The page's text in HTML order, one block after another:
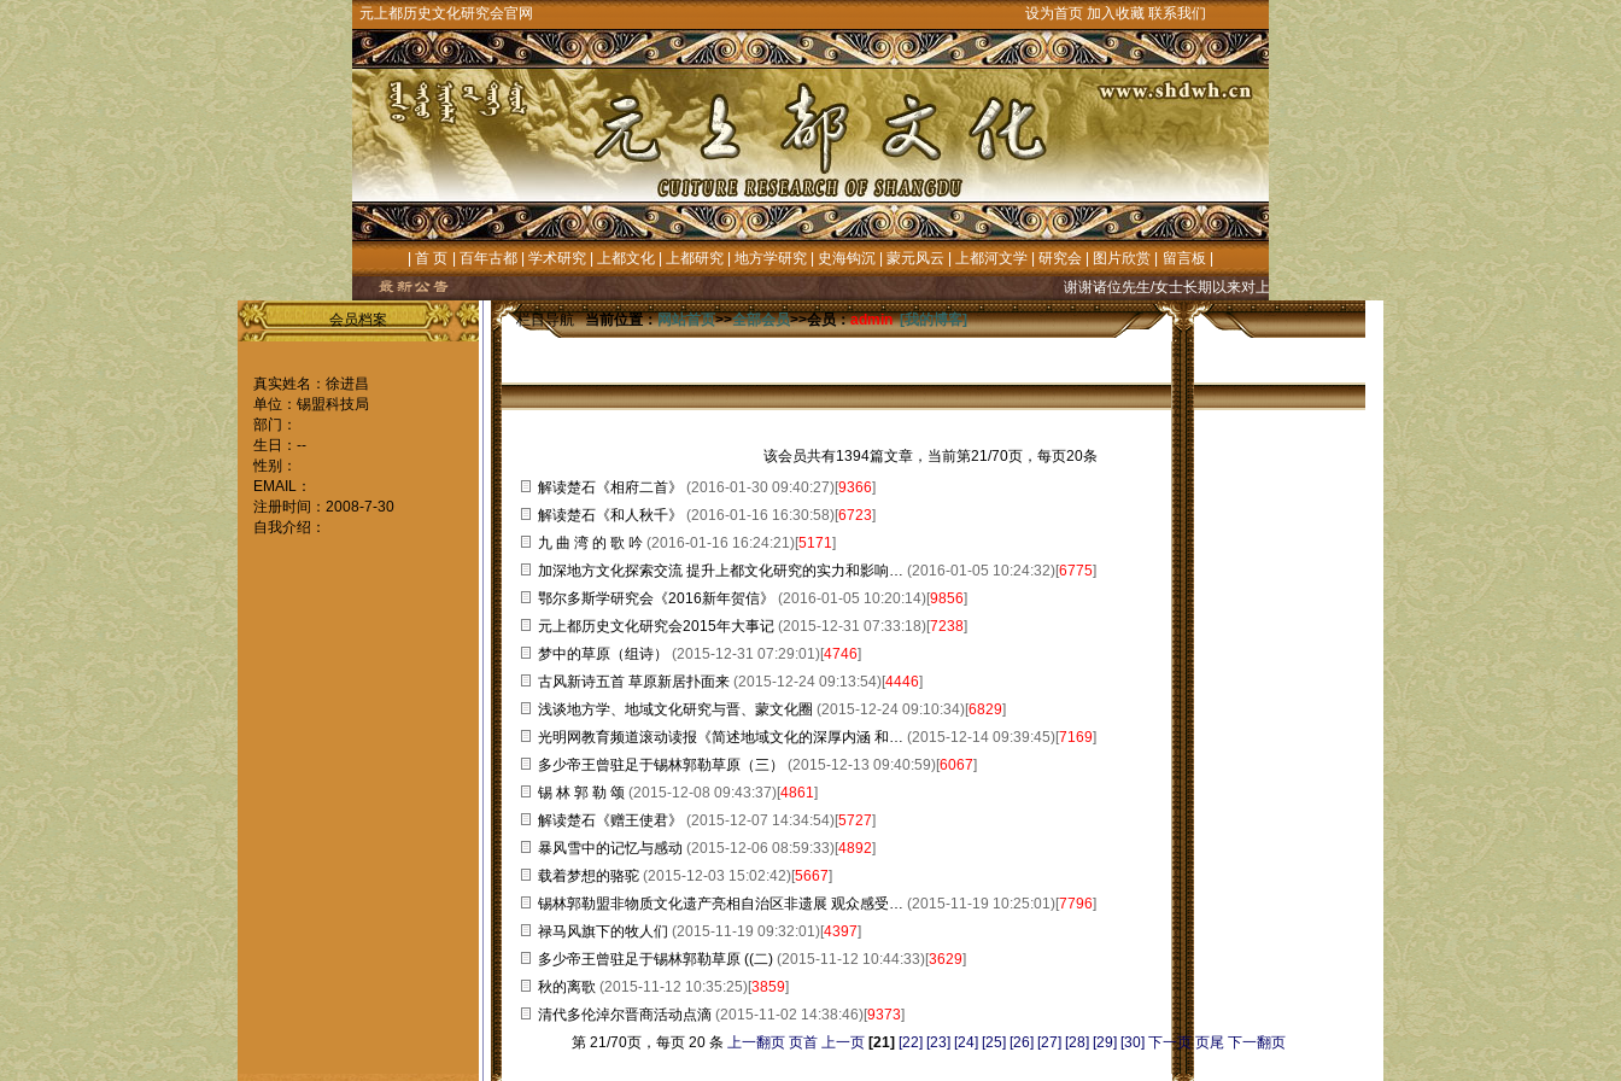
元上都历史文化研究会官网 设为首页 加入收藏 联系我们
首 页 百年古都 学术研究 上都文化 上都研究 地方学研究 史海钩沉 蒙元风云 上都河文学 研究会 图片欣赏 留言板
谢谢诸位先生/女士长期以来对上都文化研究的殷切关注和大力支持!"元上都文化"网((
会员档案
真实姓名：徐进昌
单位：锡盟科技局
部门：
生日：--
性别：
EMAIL：
注册时间：2008-7-30
自我介绍：
栏目导航当前位置：网站首页>>全部会员>>会员：admin [我的博客]
该会员共有1394篇文章，当前第21/70页，每页20条
解读楚石《相府二首》 (2016-01-30 09:40:27)[9366]
解读楚石《和人秋千》 (2016-01-16 16:30:58)[6723]
九 曲 湾 的 歌 吟 (2016-01-16 16:24:21)[5171]
加深地方文化探索交流 提升上都文化研究的实力和影响… (2016-01-05 10:24:32)[6775]
鄂尔多斯学研究会《2016新年贺信》 (2016-01-05 10:20:14)[9856]
元上都历史文化研究会2015年大事记 (2015-12-31 07:33:18)[7238]
梦中的草原（组诗） (2015-12-31 07:29:01)[4746]
古风新诗五首 草原新居扑面来 (2015-12-24 09:13:54)[4446]
浅谈地方学、地域文化研究与晋、蒙文化圈 (2015-12-24 09:10:34)[6829]
光明网教育频道滚动读报《简述地域文化的深厚内涵 和… (2015-12-14 09:39:45)[7169]
多少帝王曾驻足于锡林郭勒草原（三） (2015-12-13 09:40:59)[6067]
锡 林 郭 勒 颂 (2015-12-08 09:43:37)[4861]
解读楚石《赠王使君》 (2015-12-07 14:34:54)[5727]
暴风雪中的记忆与感动 (2015-12-06 08:59:33)[4892]
载着梦想的骆驼 (2015-12-03 15:02:42)[5667]
锡林郭勒盟非物质文化遗产亮相自治区非遗展 观众感受… (2015-11-19 10:25:01)[7796]
禄马风旗下的牧人们 (2015-11-19 09:32:01)[4397]
多少帝王曾驻足于锡林郭勒草原 ((二) (2015-11-12 10:44:33)[3629]
秋的离歌 (2015-11-12 10:35:25)[3859]
清代多伦淖尔晋商活动点滴 (2015-11-02 14:38:46)[9373]
第 21/70页，每页 20 条 上一翻页 页首 上一页 [21] [22] [23] [24] [25] [26] [27] [28] [29] [30] 下一页 页尾 下一翻页